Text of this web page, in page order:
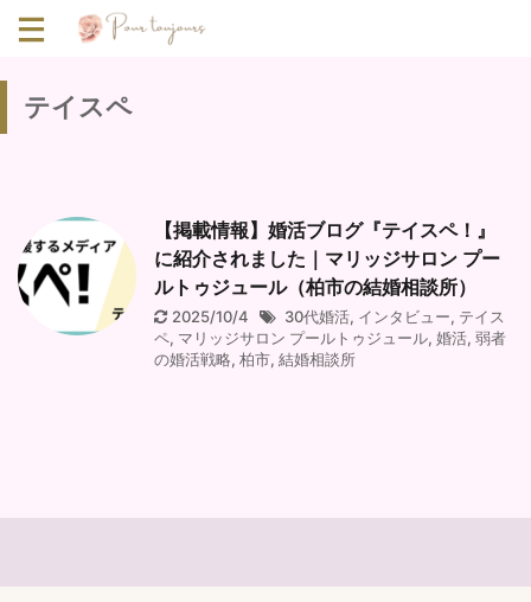
テイスペ
【掲載情報】婚活ブログ『テイスペ！』
に紹介されました｜マリッジサロン プー
ルトゥジュール（柏市の結婚相談所）
2025/10/4 30代婚活, インタビュー, テイス
ペ, マリッジサロン プールトゥジュール, 婚活, 弱者
の婚活戦略, 柏市, 結婚相談所